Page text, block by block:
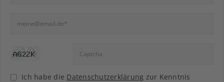
Ich habe die Datenschutzerklärung zur Kenntnis